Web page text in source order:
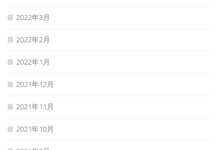
2022年3月
2022年2月
2022年1月
2021年12月
2021年11月
2021年10月